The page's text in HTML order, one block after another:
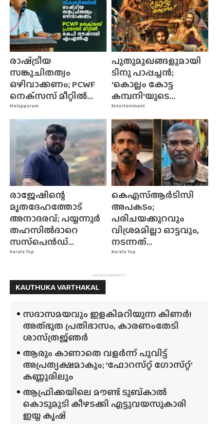
Malappuram
രാഷ്‌ട്രീയ
സങ്കുചിതത്വം
ഒഴിവാക്കണം; PCWF
നെക്‌സസ്‌ മീറ്റിൽ...
Entertainment
പുതുമുഖങ്ങളുമായി
ടിനു പാപ്പച്ചൻ;
‘കൊല്ലം കോട്ട
കമ്പനി’യുടെ...
Kerala Top
രാജേഷിന്റെ
മൃതദേഹത്തോട്
അനാദരവ്; പയ്യന്നൂർ
തഹസിൽദാറെ
സസ്‌പെൻഡ്...
Kerala Top
കെഎസ്ആർടിസി
അപകടം;
പരിചയക്കുറവും
വിശ്രമമില്ലാ ഓട്ടവും,
നടന്നത്...
- Advertisement -
KAUTHUKA VARTHAKAL
സദാസമയവും ഇളകിമറിയുന്ന കിണർ!
അത്‌ഭുത പ്രതിഭാസം, കാരണംതേടി
ശാസ്‌ത്രജ്‌ഞർ
ആരും കാണാതെ വളർന്ന് പൂവിട്ട്
അപ്രത്യക്ഷമാകും; ‘ഫോറസ്‌റ്റ്‌ ഗോസ്‌റ്റ്’
കണ്ണൂരിലും
ആഫ്രിക്കയിലെ മൗണ്ട് ടുബ്‌കാൽ
കൊടുമുടി കീഴടക്കി എട്ടുവയസുകാരി
ഇയ്യ കൃഷ്